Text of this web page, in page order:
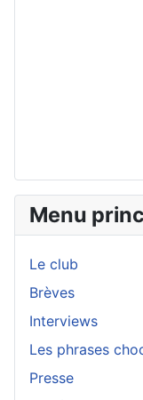
Menu
Le club
Brèves
Interviews
Les phrases
Presse